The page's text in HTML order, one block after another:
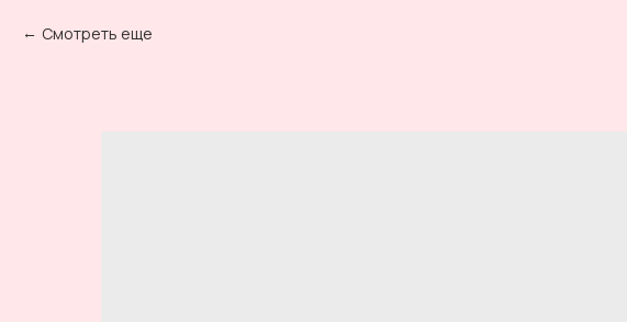
Смотреть еще